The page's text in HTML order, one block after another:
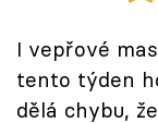
Přihlášení
I vepřové
tento týden
dělá chybu,